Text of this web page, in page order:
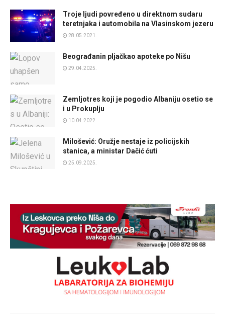
Troje ljudi povređeno u direktnom sudaru
teretnjaka i automobila na Vlasinskom jezeru
28.05.2021.
Beograđanin pljačkao apoteke po Nišu
29.04.2025.
Zemljotres koji je pogodio Albaniju osetio se
i u Prokuplju
10.04.2022.
Milošević: Oružje nestaje iz policijskih
stanica, a ministar Dačić ćuti
25.09.2025.